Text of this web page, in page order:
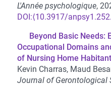
L'Année psychologique,
⟨10.3917/
Beyond Basic Needs:
Occupational Domains
of Nursing Home
Kevin Charras, Maud
Journal of Gerontological